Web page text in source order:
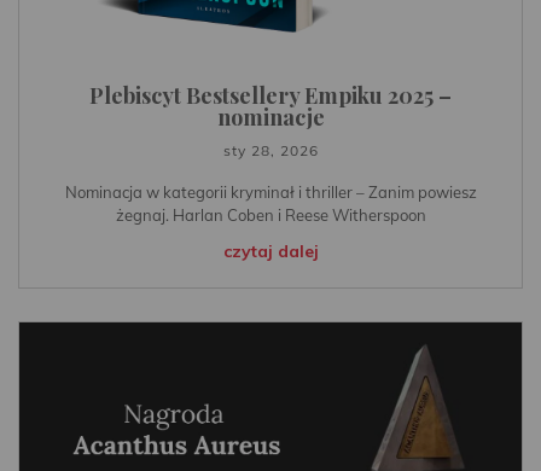
Plebiscyt Bestsellery Empiku 2025 –
nominacje
sty 28, 2026
Nominacja w kategorii kryminał i thriller – Zanim powiesz
żegnaj. Harlan Coben i Reese Witherspoon
czytaj dalej